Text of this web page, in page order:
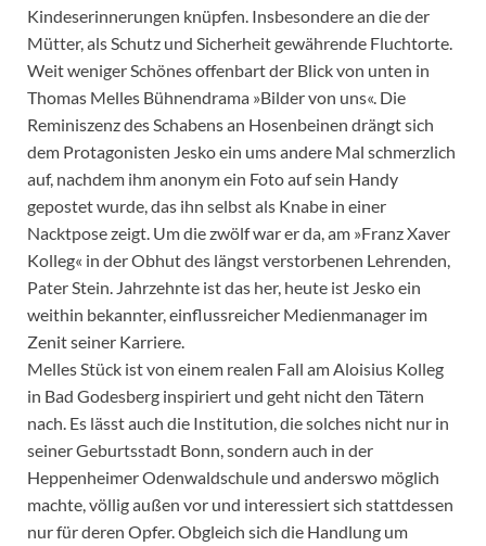
Kindeserinnerungen knüpfen. Insbesondere an die der
Mütter, als Schutz und Sicherheit gewährende Fluchtorte.
Weit weniger Schönes offenbart der Blick von unten in
Thomas Melles Bühnendrama »Bilder von uns«. Die
Reminiszenz des Schabens an Hosenbeinen drängt sich
dem Protagonisten Jesko ein ums andere Mal schmerzlich
auf, nachdem ihm anonym ein Foto auf sein Handy
gepostet wurde, das ihn selbst als Knabe in einer
Nacktpose zeigt. Um die zwölf war er da, am »Franz Xaver
Kolleg« in der Obhut des längst verstorbenen Lehrenden,
Pater Stein. Jahrzehnte ist das her, heute ist Jesko ein
weithin bekannter, einflussreicher Medienmanager im
Zenit seiner Karriere.
Melles Stück ist von einem realen Fall am Aloisius Kolleg
in Bad Godesberg inspiriert und geht nicht den Tätern
nach. Es lässt auch die Institution, die solches nicht nur in
seiner Geburtsstadt Bonn, sondern auch in der
Heppenheimer Odenwaldschule und anderswo möglich
machte, völlig außen vor und interessiert sich stattdessen
nur für deren Opfer. Obgleich sich die Handlung um